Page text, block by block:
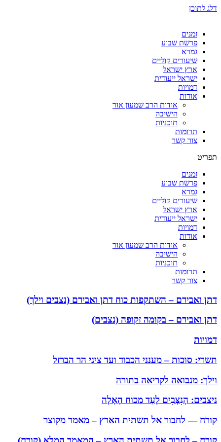
דלג לתוכן
זמנים
פרשת שבוע
גמרא
שיעורים קוליים
ארץ ישראל
ישראל ייעודית
דמויות
אודות
אודות הרב שמעון אור
הישיבה
תוכניות
תרומות
צור קשר
תפריט
זמנים
פרשת שבוע
גמרא
שיעורים קוליים
ארץ ישראל
ישראל ייעודית
דמויות
אודות
אודות הרב שמעון אור
הישיבה
תוכניות
תרומות
צור קשר
דתן ואבירם – השתקפות כוח דתן ואבירם (נצבים וילך)
דתן ואבירם – בקומה זקופה (נצבים)
דמויות
תשרי: סוכות – מענני הכבוד ועד ציני הר הברזל
וילך: מנבואה לקריאה בתורה
ניצבים: הָנִצָּבִים לָעַד מכוח הָאָלָה
קורח — לחבור אל תשתית הארץ – מאמר מקוצר